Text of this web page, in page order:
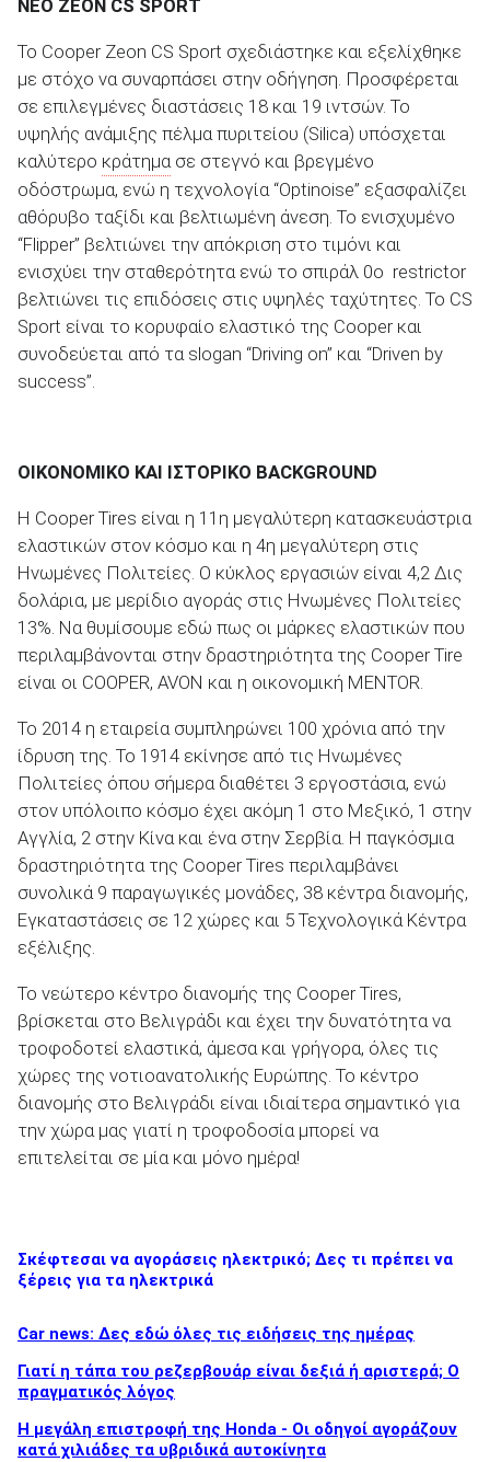
ΝΕΟ ZEON CS SPORT
Το Cooper Zeon CS Sport σχεδιάστηκε και εξελίχθηκε
με στόχο να συναρπάσει στην οδήγηση. Προσφέρεται
σε επιλεγμένες διαστάσεις 18 και 19 ιντσών. Το
υψηλής ανάμιξης πέλμα πυριτείου (Silica) υπόσχεται
καλύτερο κράτημα σε στεγνό και βρεγμένο
οδόστρωμα, ενώ η τεχνολογία “Optinoise” εξασφαλίζει
αθόρυβο ταξίδι και βελτιωμένη άνεση. Το ενισχυμένο
“Flipper” βελτιώνει την απόκριση στο τιμόνι και
ενισχύει την σταθερότητα ενώ το σπιράλ 0ο restrictor
βελτιώνει τις επιδόσεις στις υψηλές ταχύτητες. Το CS
Sport είναι το κορυφαίο ελαστικό της Cooper και
συνοδεύεται από τα slogan “Driving on” και “Driven by
success”.
ΟΙΚΟΝΟΜΙΚΟ ΚΑΙ ΙΣΤΟΡΙΚΟ BACKGROUND
Η Cooper Tires είναι η 11η μεγαλύτερη κατασκευάστρια
ελαστικών στον κόσμο και η 4η μεγαλύτερη στις
Ηνωμένες Πολιτείες. Ο κύκλος εργασιών είναι 4,2 Δις
δολάρια, με μερίδιο αγοράς στις Ηνωμένες Πολιτείες
13%. Να θυμίσουμε εδώ πως οι μάρκες ελαστικών που
περιλαμβάνονται στην δραστηριότητα της Cooper Tire
είναι οι COOPER, AVON και η οικονομική MENTOR.
Το 2014 η εταιρεία συμπληρώνει 100 χρόνια από την
ίδρυση της. Το 1914 εκίνησε από τις Ηνωμένες
Πολιτείες όπου σήμερα διαθέτει 3 εργοστάσια, ενώ
στον υπόλοιπο κόσμο έχει ακόμη 1 στο Μεξικό, 1 στην
Αγγλία, 2 στην Κίνα και ένα στην Σερβία. Η παγκόσμια
δραστηριότητα της Cooper Tires περιλαμβάνει
συνολικά 9 παραγωγικές μονάδες, 38 κέντρα διανομής,
Εγκαταστάσεις σε 12 χώρες και 5 Τεχνολογικά Κέντρα
εξέλιξης.
To νεώτερο κέντρο διανομής της Cooper Tires,
βρίσκεται στο Βελιγράδι και έχει την δυνατότητα να
τροφοδοτεί ελαστικά, άμεσα και γρήγορα, όλες τις
χώρες της νοτιοανατολικής Ευρώπης. Το κέντρο
διανομής στο Βελιγράδι είναι ιδιαίτερα σημαντικό για
την χώρα μας γιατί η τροφοδοσία μπορεί να
επιτελείται σε μία και μόνο ημέρα!
Σκέφτεσαι να αγοράσεις ηλεκτρικό; Δες τι πρέπει να
ξέρεις για τα ηλεκτρικά
Car news: Δες εδώ όλες τις ειδήσεις της ημέρας
Γιατί η τάπα του ρεζερβουάρ είναι δεξιά ή αριστερά; Ο
πραγματικός λόγος
Η μεγάλη επιστροφή της Honda - Οι οδηγοί αγοράζουν
κατά χιλιάδες τα υβριδικά αυτοκίνητα